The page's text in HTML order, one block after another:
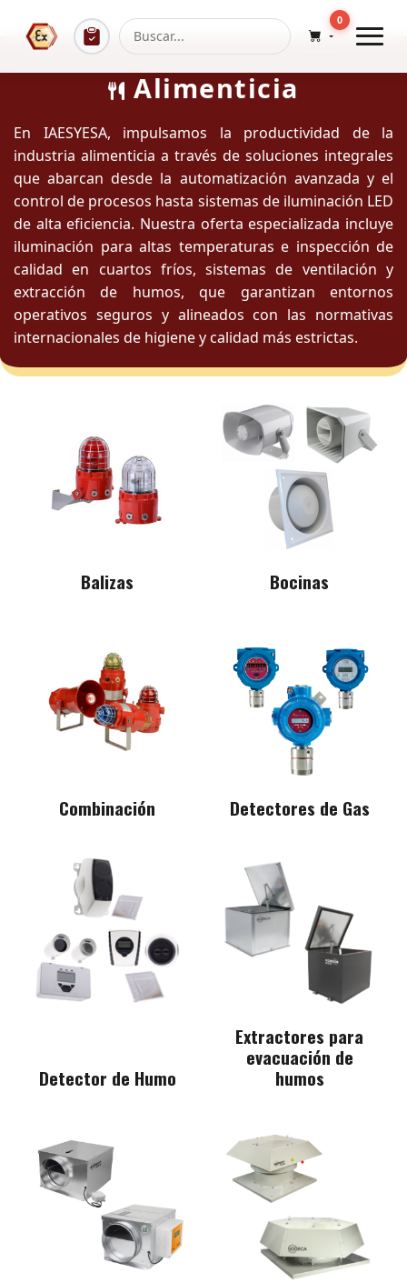
0
Alimenticia
En IAESYESA, impulsamos la productividad de la
industria alimenticia a través de soluciones integrales
que abarcan desde la automatización avanzada y el
control de procesos hasta sistemas de iluminación LED
de alta eficiencia. Nuestra oferta especializada incluye
iluminación para altas temperaturas e inspección de
calidad en cuartos fríos, sistemas de ventilación y
extracción de humos, que garantizan entornos
operativos seguros y alineados con las normativas
internacionales de higiene y calidad más estrictas.
Balizas Bocinas
Combinación Detectores de Gas
Detector de Humo
Extractores para
evacuación de
humos